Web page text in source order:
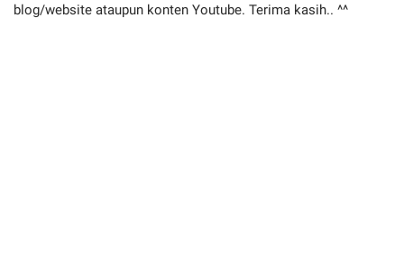
blog/website ataupun konten Youtube. Terima kasih.. ^^